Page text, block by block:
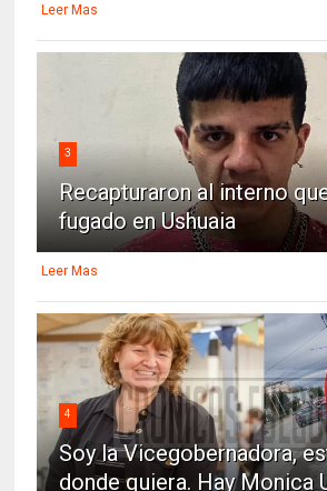
Leer Mas
3
Recapturaron al interno
fugado en Ushuaia
Leer Mas
4
Soy la Vicegobernadora,
donde quiera. Hay Monica